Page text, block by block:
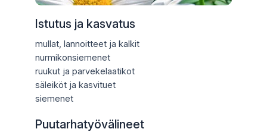
Istutus ja kasvatus
mullat, lannoitteet ja kalkit
nurmikonsiemenet
ruukut ja parvekelaatikot
säleiköt ja kasvituet
siemenet
Puutarhatyövälineet